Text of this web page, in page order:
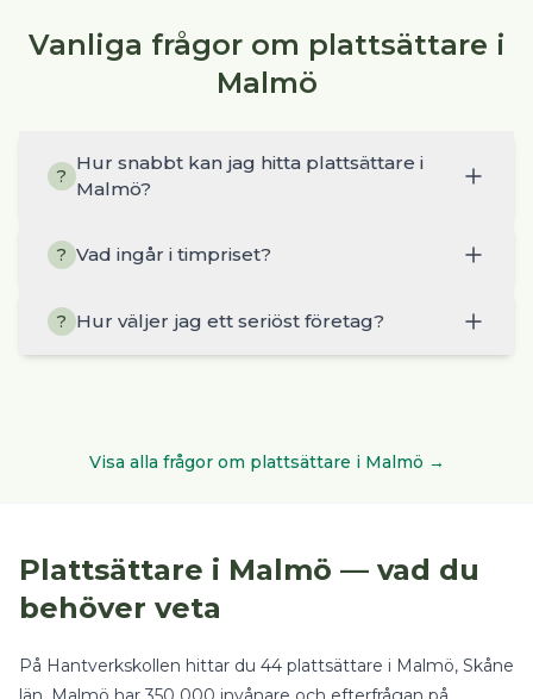
Vanliga frågor om plattsättare i
Malmö
?
Hur snabbt kan jag hitta plattsättare i
Malmö?
? Vad ingår i timpriset?
? Hur väljer jag ett seriöst företag?
Visa alla frågor om plattsättare i Malmö →
Plattsättare i Malmö — vad du
behöver veta
På Hantverkskollen hittar du 44 plattsättare i Malmö, Skåne